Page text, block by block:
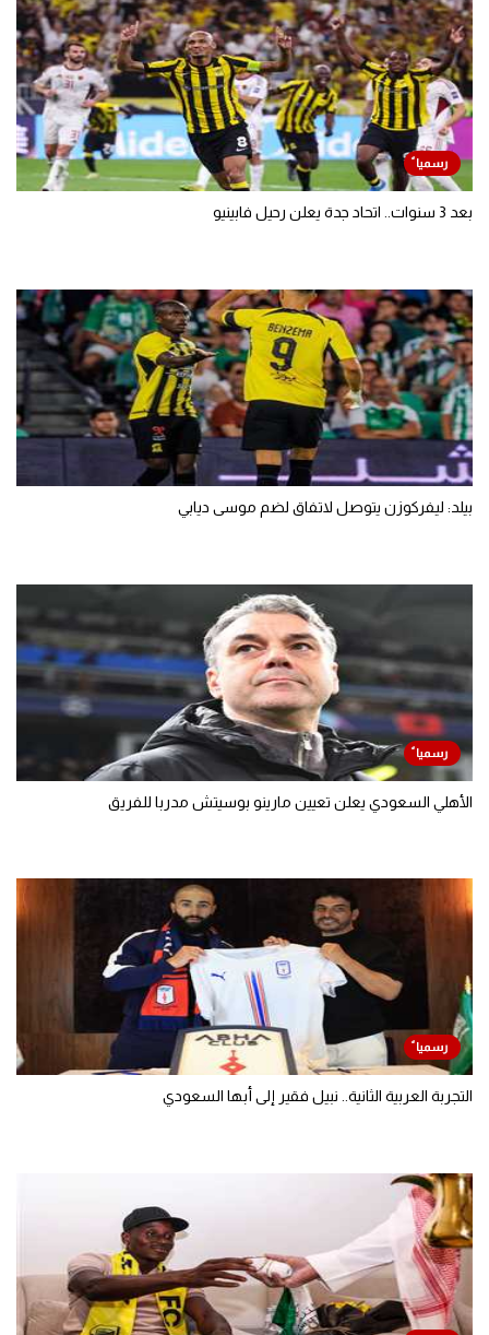
بعد 3 سنوات.. اتحاد جدة يعلن رحيل فابينيو
بيلد: ليفركوزن يتوصل لاتفاق لضم موسى ديابي
الأهلي السعودي يعلن تعيين مارينو بوسيتش مدربا للفريق
التجربة العربية الثانية.. نبيل فقير إلى أبها السعودي